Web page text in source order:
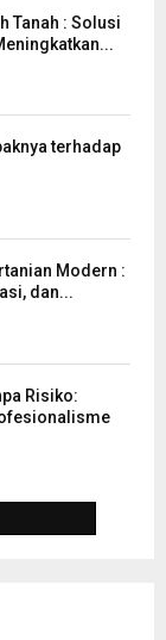
Tanah : Solusi
terhadap
Modern :
dan...
Risiko: